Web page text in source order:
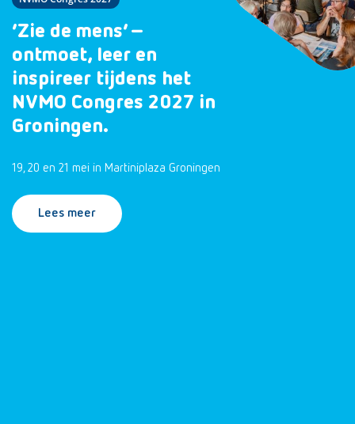
‘Zie de mens’ –
ontmoet, leer en
inspireer tijdens het
NVMO Congres 2027 in
Groningen.
19, 20 en 21 mei in Martiniplaza Groningen
Lees meer